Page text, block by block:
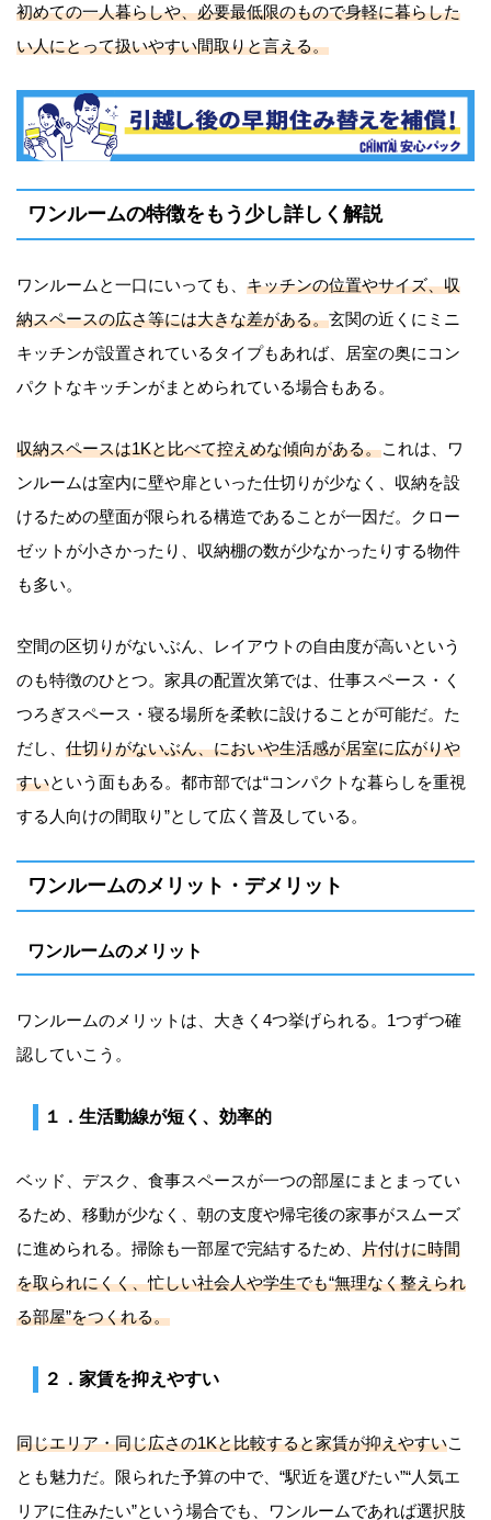
初めての一人暮らしや、必要最低限のもので身軽に暮らした
い人にとって扱いやすい間取りと言える。
ワンルームの特徴をもう少し詳しく解説
ワンルームと一口にいっても、 キッチンの位置やサイズ、収
納スペースの広さ等には大きな差がある。玄関の近くにミニ
キッチンが設置されているタイプもあれば、居室の奥にコン
パクトなキッチンがまとめられている場合もある。
収納スペースは1Kと比べて控えめな傾向がある。これは、ワ
ンルームは室内に壁や扉といった仕切りが少なく、収納を設
けるための壁面が限られる構造であることが一因だ。クロー
ゼットが小さかったり、収納棚の数が少なかったりする物件
も多い。
空間の区切りがないぶん、レイアウトの自由度が高いという
のも特徴のひとつ。家具の配置次第では、仕事スペース・く
つろぎスペース・寝る場所を柔軟に設けることが可能だ。た
だし、 仕切りがないぶん、においや生活感が居室に広がりや
すいという面もある。都市部では“コンパクトな暮らしを重視
する人向けの間取り”として広く普及している。
ワンルームのメリット・デメリット
ワンルームのメリット
ワンルームのメリットは、大きく4つ挙げられる。1つずつ確
認していこう。
１．生活動線が短く、効率的
ベッド、デスク、食事スペースが一つの部屋にまとまってい
るため、移動が少なく、朝の支度や帰宅後の家事がスムーズ
に進められる。掃除も一部屋で完結するため、 片付けに時間
を取られにくく、忙しい社会人や学生でも“無理なく整えられ
る部屋”をつくれる。
２．家賃を抑えやすい
同じエリア・同じ広さの1Kと比較すると家賃が抑えやすいこ
とも魅力だ。限られた予算の中で、“駅近を選びたい”“人気エ
リアに住みたい”という場合でも、ワンルームであれば選択肢